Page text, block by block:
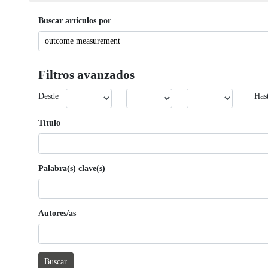
Buscar artículos por
Filtros avanzados
Desde
Título
Palabra(s) clave(s)
Autores/as
Buscar